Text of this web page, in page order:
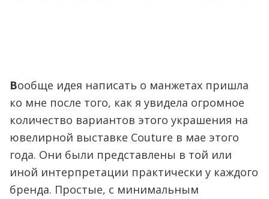
Вообще идея написать о манжетах пришла
ко мне после того, как я увидела огромное
количество вариантов этого украшения на
ювелирной выставке Couture в мае этого
года. Они были представлены в той или
иной интерпретации практически у каждого
бренда. Простые, с минимальным